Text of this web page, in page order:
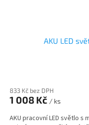
AKU LED
833 Kč bez DPH
1 008 Kč / ks
AKU pracovní LED světlo